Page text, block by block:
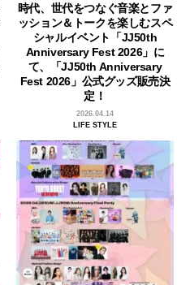
時代、世代をつなぐ音楽とファ
ッション＆トークを楽しむスペ
シャルイベント「JJ50th
Anniversary Fest 2026」に
て、「JJ50th Anniversary
Fest 2026」公式グッズ販売決
定！
2026.04.14
LIFE STYLE